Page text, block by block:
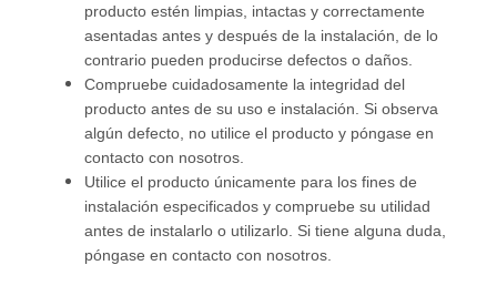
producto estén limpias, intactas y correctamente
asentadas antes y después de la instalación, de lo
contrario pueden producirse defectos o daños.
Compruebe cuidadosamente la integridad del
producto antes de su uso e instalación. Si observa
algún defecto, no utilice el producto y póngase en
contacto con nosotros.
Utilice el producto únicamente para los fines de
instalación especificados y compruebe su utilidad
antes de instalarlo o utilizarlo. Si tiene alguna duda,
póngase en contacto con nosotros.